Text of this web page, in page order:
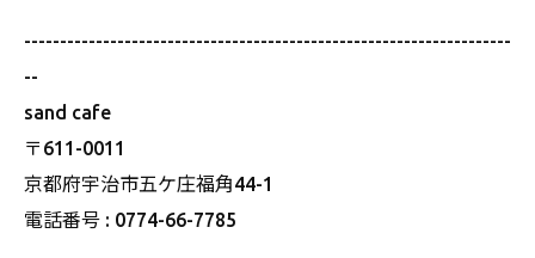
--------------------------------------------------------------------
--
sand cafe
〒611-0011
京都府宇治市五ケ庄福角44-1
電話番号 : 0774-66-7785